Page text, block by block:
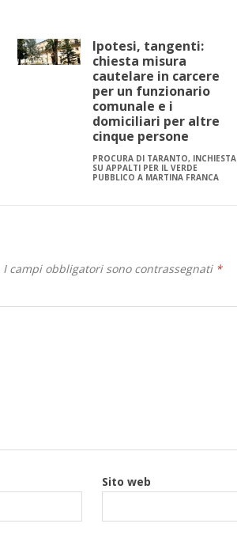
Ipotesi, tangenti:
chiesta misura
cautelare in carcere
per un funzionario
comunale e i
domiciliari per altre
cinque persone
PROCURA DI TARANTO, INCHIESTA
SU APPALTI PER IL VERDE
PUBBLICO A MARTINA FRANCA
I campi obbligatori sono contrassegnati *
Sito web